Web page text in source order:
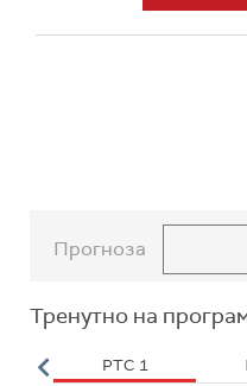
Прогноза
Тренутно на
РТС 1